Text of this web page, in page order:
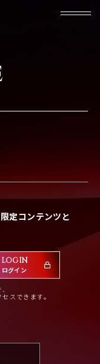
定コンテンツと
LOGIN
ログイン
スできます。